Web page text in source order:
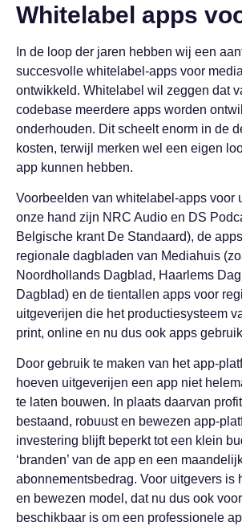
Whitelabel apps
In de loop der jaren hebben wij een
succesvolle whitelabel-apps voor
ontwikkeld. Whitelabel wil zeggen dat
codebase meerdere apps worden
onderhouden. Dit scheelt enorm in de
kosten, terwijl merken wel een eigen
app kunnen hebben.
Voorbeelden van whitelabel-apps voor
onze hand zijn NRC Audio en DS
Belgische krant De Standaard), de
regionale dagbladen van Mediahuis
Noordhollands Dagblad, Haarlems
Dagblad) en de tientallen apps voor
uitgeverijen die het productiesysteem
print, online en nu dus ook apps
Door gebruik te maken van het app-
hoeven uitgeverijen een app niet
te laten bouwen. In plaats daarvan
bestaand, robuust en bewezen app-
investering blijft beperkt tot een klein
‘branden’ van de app en een
abonnementsbedrag. Voor uitgevers is
en bewezen model, dat nu dus ook
beschikbaar is om een professionele